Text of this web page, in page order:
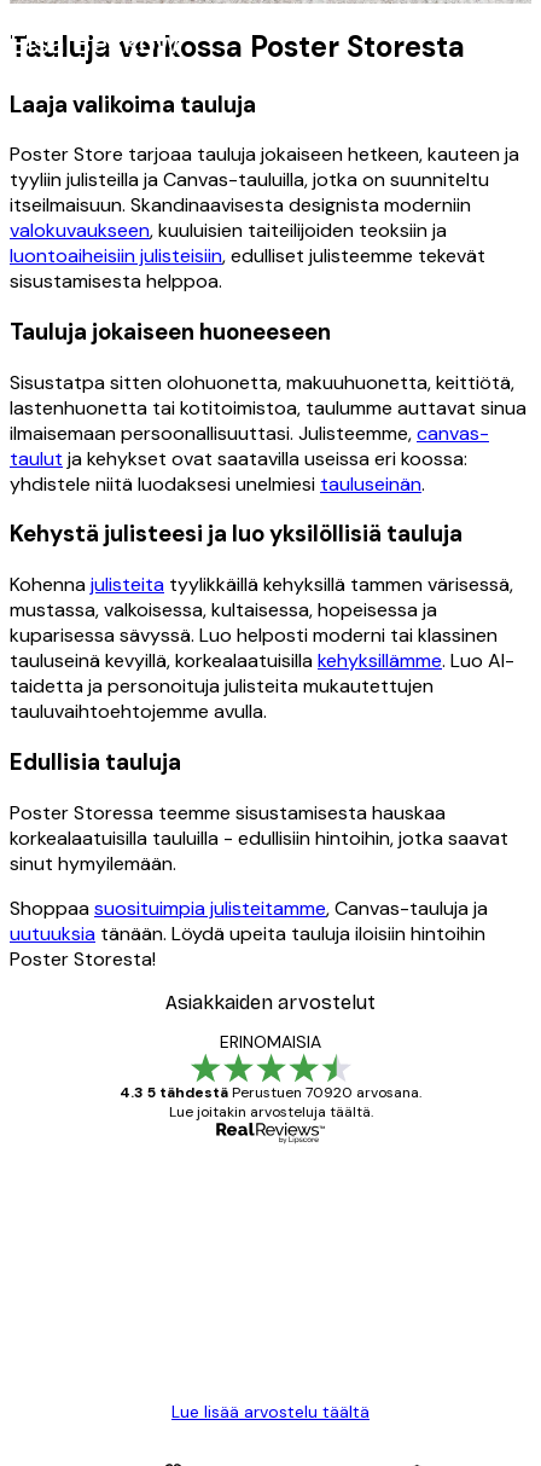
Elsa Beskow
Tauluja verkossa Poster Storesta
Laaja valikoima tauluja
Poster Store tarjoaa tauluja jokaiseen hetkeen, kauteen ja
tyyliin julisteilla ja Canvas-tauluilla, jotka on suunniteltu
itseilmaisuun. Skandinaavisesta designista moderniin
valokuvaukseen, kuuluisien taiteilijoiden teoksiin ja
luontoaiheisiin julisteisiin, edulliset julisteemme tekevät
sisustamisesta helppoa.
Tauluja jokaiseen huoneeseen
Sisustatpa sitten olohuonetta, makuuhuonetta, keittiötä,
lastenhuonetta tai kotitoimistoa, taulumme auttavat sinua
ilmaisemaan persoonallisuuttasi. Julisteemme,canvas-
taulut ja kehykset ovat saatavilla useissa eri koossa:
yhdistele niitä luodaksesi unelmiesi tauluseinän.
Kehystä julisteesi ja luo yksilöllisiä tauluja
Kohennajulisteita tyylikkäillä kehyksillä tammen värisessä,
mustassa, valkoisessa, kultaisessa, hopeisessa ja
kuparisessa sävyssä. Luo helposti moderni tai klassinen
tauluseinä kevyillä, korkealaatuisillakehyksillämme. Luo AI-
taidetta ja personoituja julisteita mukautettujen
tauluvaihtoehtojemme avulla.
Edullisia tauluja
Poster Storessa teemme sisustamisesta hauskaa
korkealaatuisilla tauluilla - edullisiin hintoihin, jotka saavat
sinut hymyilemään.
Shoppaasuosituimpia julisteitamme, Canvas-tauluja ja
uutuuksia tänään. Löydä upeita tauluja iloisiin hintoihin
Poster Storesta!
Asiakkaiden arvostelut
ERINOMAISIA
4.3 5 tähdestäPerustuen 70920 arvosana.
Lue joitakin arvosteluja täältä.
Lue lisää arvostelu täältä